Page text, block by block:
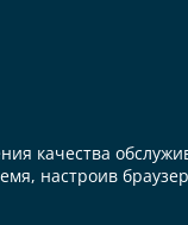
качества
настроив